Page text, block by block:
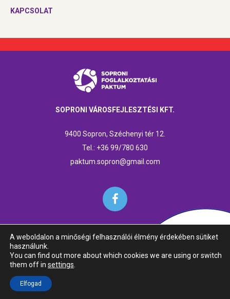
KAPCSOLAT
SOPRONI VÁROSFEJLESZTÉSI KFT.
9400 Sopron, Széchenyi tér 12.
Tel.: +36 99/780 630
paktum.sopron@gmail.com
© 2018 Soproni Paktumiroda | 9400 Sopron, Széchenyi tér 1-2. |
A weboldalon a minőségi felhasználói élmény érdekében sütiket
használunk.
You can find out more about which cookies we are using or switch
them off in settings
Elfogad